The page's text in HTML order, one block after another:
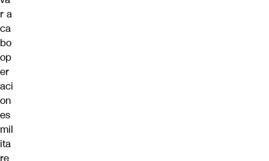
r a
ca
bo
op
er
aci
on
es
mil
ita
re